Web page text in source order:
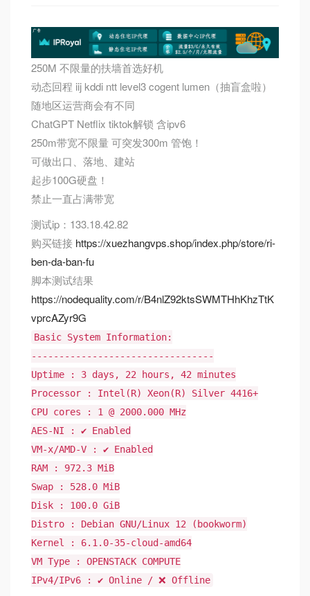
250M 不限量的扶墙首选好机
动态回程 iij kddi ntt level3 cogent lumen（抽盲盒啦）
随地区运营商会有不同
ChatGPT Netflix tiktok解锁 含ipv6
250m带宽不限量 可突发300m 管饱！
可做出口、落地、建站
起步100G硬盘！
禁止一直占满带宽
测试ip：133.18.42.82
购买链接 https://xuezhangvps.shop/index.php/store/ri-
ben-da-ban-fu
脚本测试结果
https://nodequality.com/r/B4nlZ92ktsSWMTHhKhzTtK
vprcAZyr9G
Basic System Information:
---------------------------------
Uptime : 3 days, 22 hours, 42 minutes
Processor : Intel(R) Xeon(R) Silver 4416+
CPU cores : 1 @ 2000.000 MHz
AES-NI : ✔ Enabled
VM-x/AMD-V : ✔ Enabled
RAM : 972.3 MiB
Swap : 528.0 MiB
Disk : 100.0 GiB
Distro : Debian GNU/Linux 12 (bookworm)
Kernel : 6.1.0-35-cloud-amd64
VM Type : OPENSTACK COMPUTE
IPv4/IPv6 : ✔ Online / ❌ Offline